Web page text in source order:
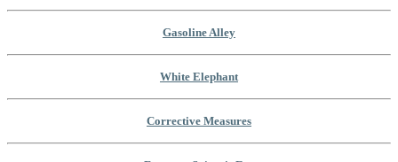
Gasoline Alley
White Elephant
Corrective Measures